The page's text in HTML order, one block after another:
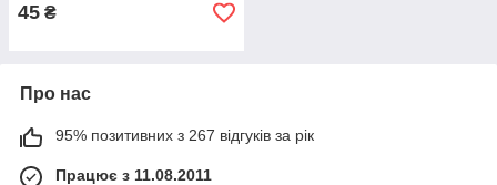
45 ₴
Про нас
95% позитивних з 267 відгуків за рік
Працює з 11.08.2011